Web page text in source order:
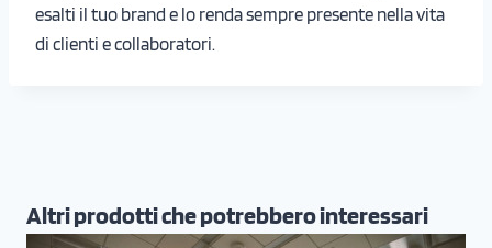
esalti il tuo brand e lo renda sempre presente nella vita
di clienti e collaboratori.
Altri prodotti che potrebbero interessari